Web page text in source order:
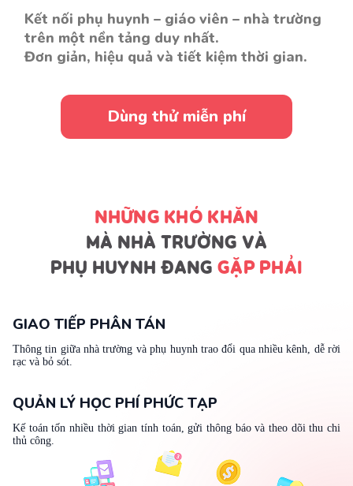
Kết nối phụ huynh – giáo viên – nhà trường
trên một nền tảng duy nhất.
Đơn giản, hiệu quả và tiết kiệm thời gian.
Dùng thử miễn phí
NHỮNG KHÓ KHĂN
MÀ NHÀ TRƯỜNG VÀ
PHỤ HUYNH ĐANGGẶP PHẢI
GIAO TIẾP PHÂN TÁN
Thông tin giữa nhà trường và phụ huynh trao đổi qua nhiều kênh, dễ rời
rạc và bỏ sót.
QUẢN LÝ HỌC PHÍ PHỨC TẠP
Kế toán tốn nhiều thời gian tính toán, gửi thông báo và theo dõi thu chi
thủ công.